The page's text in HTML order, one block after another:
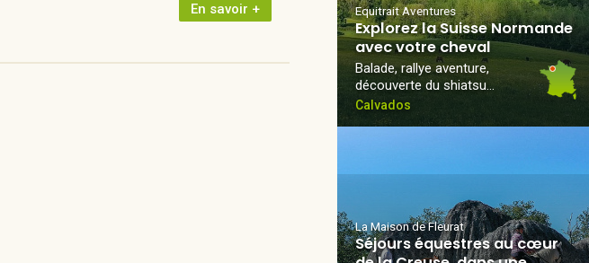
En savoir + Equitrait Aventures
Explorez la Suisse Normande
avec votre cheval
Balade, rallye aventure,
découverte du shiatsu…
Calvados
La Maison de Fleurat
Séjours équestres au cœur